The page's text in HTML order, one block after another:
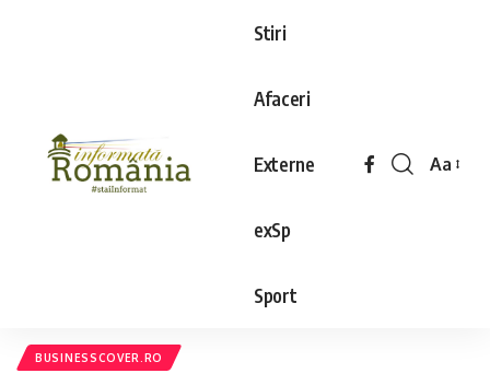
Stiri
Afaceri
Externe
exSp
Sport
Aa
BUSINESSCOVER.RO